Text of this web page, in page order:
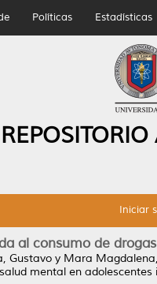
Políticas Estadísticas
Iniciar
al consumo de
Gustavo y Mara
mental en adolescentes